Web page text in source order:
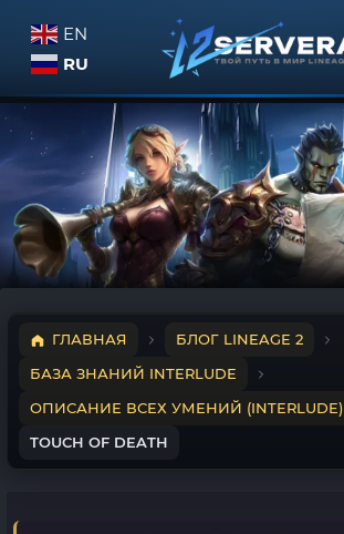
EN
RU
ГЛАВНАЯ
БЛОГ LINEAGE 2
БАЗА ЗНАНИЙ INTERLUDE
ОПИСАНИЕ ВСЕХ УМЕНИЙ (INTERLUDE)
TOUCH OF DEATH